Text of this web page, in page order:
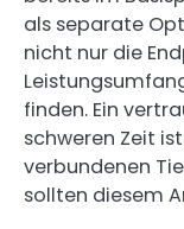
als separate
nicht nur die
finden. Ein
schweren Zeit
verbundenen
sollten diesem